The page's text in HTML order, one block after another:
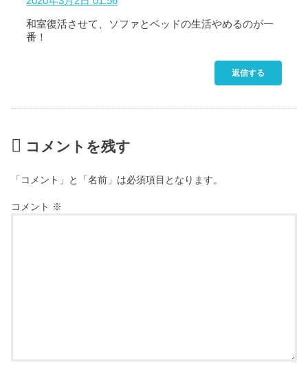
和室復活させて、ソファとベッドの生活やめるのが一
番！
返信する
コメントを残す
「コメント」と「名前」は必須項目となります。
コメント ※